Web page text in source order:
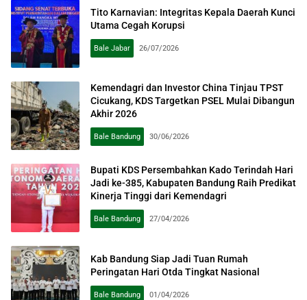
Tito Karnavian: Integritas Kepala Daerah Kunci
Utama Cegah Korupsi
Bale Jabar 26/07/2026
Kemendagri dan Investor China Tinjau TPST
Cicukang, KDS Targetkan PSEL Mulai Dibangun
Akhir 2026
Bale Bandung 30/06/2026
Bupati KDS Persembahkan Kado Terindah Hari
Jadi ke-385, Kabupaten Bandung Raih Predikat
Kinerja Tinggi dari Kemendagri
Bale Bandung 27/04/2026
Kab Bandung Siap Jadi Tuan Rumah
Peringatan Hari Otda Tingkat Nasional
Bale Bandung 01/04/2026